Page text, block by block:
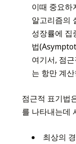
이때 중요하
알고리즘의
성장률에 집
법
여기서, 점
는 항만 계
점근적 표기법
를 나타내는데
최상의